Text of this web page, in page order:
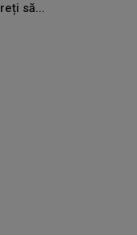
să...